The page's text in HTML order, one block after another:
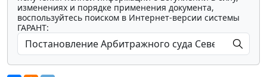
изменениях и порядке применения документа,
воспользуйтесь поиском в Интернет-версии системы
ГАРАНТ: